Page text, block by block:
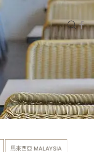
馬來西亞 MALAYSIA